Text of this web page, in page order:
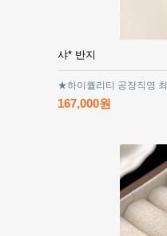
샤* 반지
★하이퀄리티 공장직영
167,000원